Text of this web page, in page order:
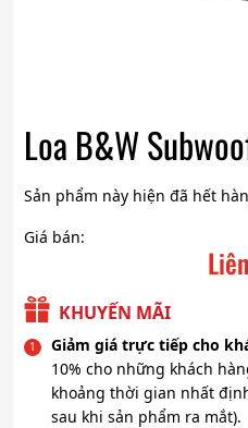
Loa B&W
Sản phẩm này hiện đã hết
Giá bán:
KHUYẾN MÃI
Giảm giá trực tiếp cho
10% cho những khách
khoảng thời gian nhất
sau khi sản phẩm ra mắt).